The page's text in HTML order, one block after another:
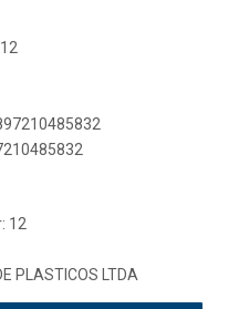
12
PLASTICOS LTDA